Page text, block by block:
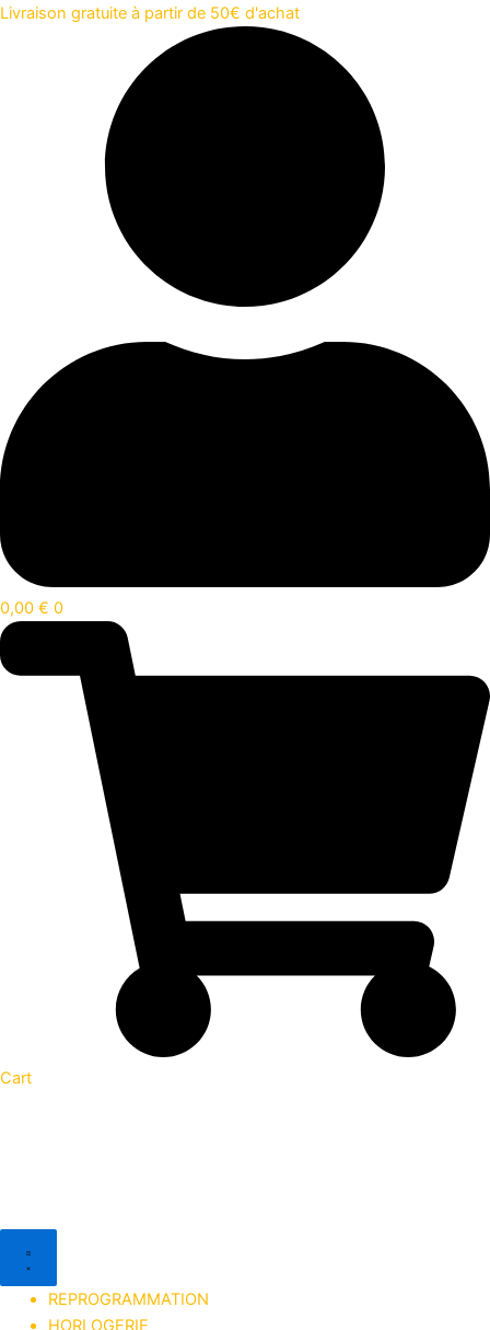
Aller
Livraison gratuite à partir de 50€ d'achat
0,00 € 0
Cart
REPROGRAMMATION
HORLOGERIE